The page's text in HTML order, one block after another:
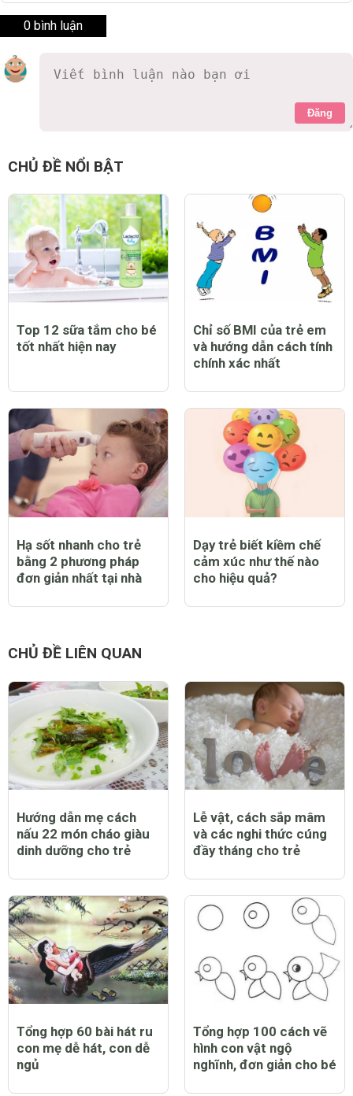
0 bình luận
Đăng
CHỦ ĐỀ NỔI BẬT
Top 12 sữa tắm cho bé
tốt nhất hiện nay
Chỉ số BMI của trẻ em
và hướng dẫn cách tính
chính xác nhất
Hạ sốt nhanh cho trẻ
bằng 2 phương pháp
đơn giản nhất tại nhà
Dạy trẻ biết kiềm chế
cảm xúc như thế nào
cho hiệu quả?
CHỦ ĐỀ LIÊN QUAN
Hướng dẫn mẹ cách
nấu 22 món cháo giàu
dinh dưỡng cho trẻ
Lễ vật, cách sắp mâm
và các nghi thức cúng
đầy tháng cho trẻ
Tổng hợp 60 bài hát ru
con mẹ dễ hát, con dễ
ngủ
Tổng hợp 100 cách vẽ
hình con vật ngộ
nghĩnh, đơn giản cho bé